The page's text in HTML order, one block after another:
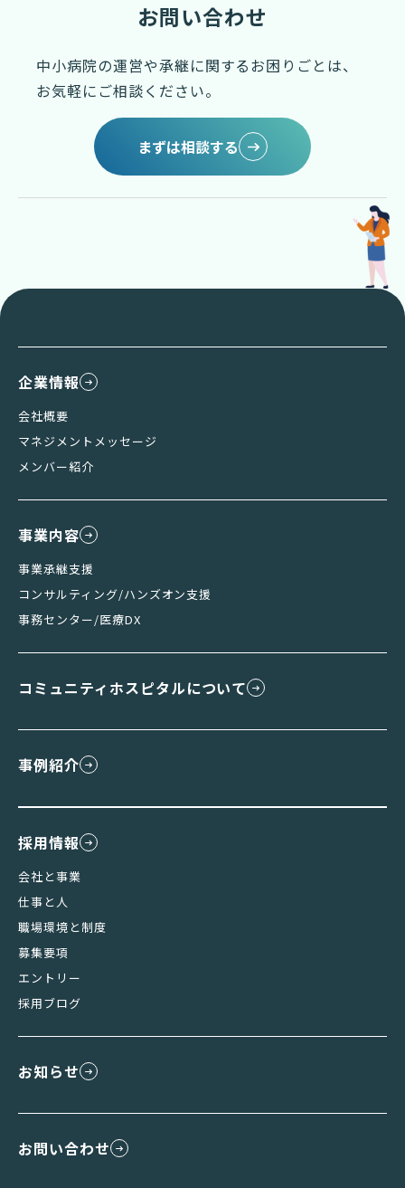
お問い合わせ
中小病院の運営や承継に関するお困りごとは、
お気軽にご相談ください。
まずは相談する
企業情報
会社概要
マネジメントメッセージ
メンバー紹介
事業内容
事業承継支援
コンサルティング/ハンズオン支援
事務センター/医療DX
コミュニティホスピタルについて
事例紹介
採用情報
会社と事業
仕事と人
職場環境と制度
募集要項
エントリー
採用ブログ
お知らせ
お問い合わせ